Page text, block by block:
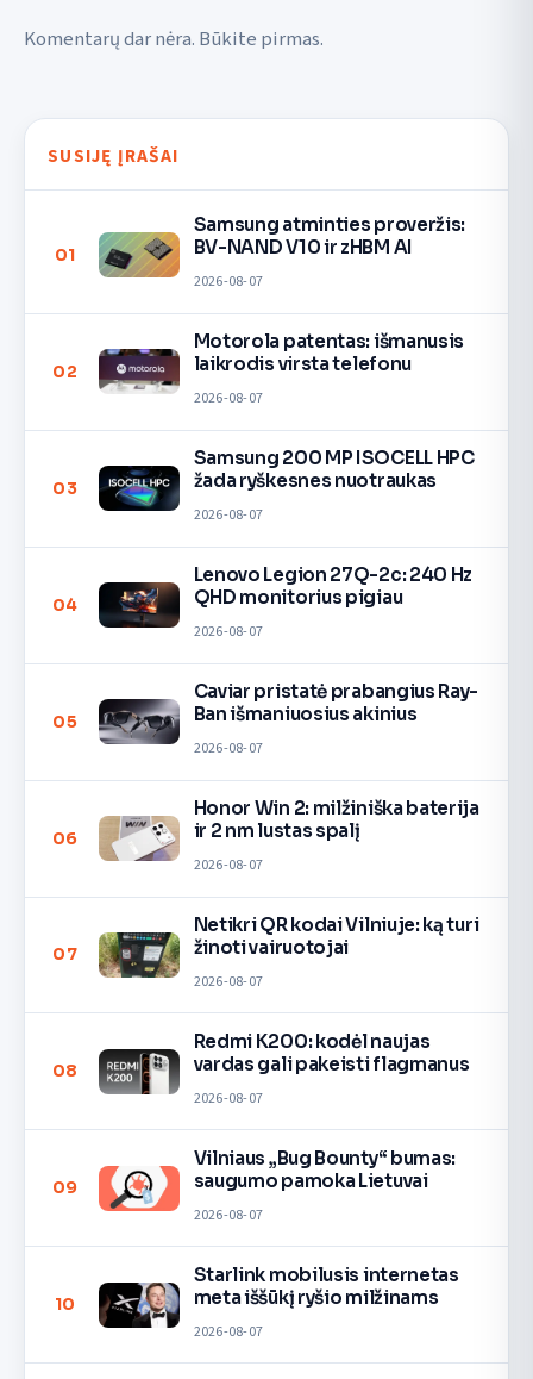
Komentarų dar nėra. Būkite pirmas.
SUSIJĘ ĮRAŠAI
01
Samsung atminties proveržis:
BV-NAND V10 ir zHBM AI
2026-08-07
02
Motorola patentas: išmanusis
laikrodis virsta telefonu
2026-08-07
03
Samsung 200 MP ISOCELL HPC
žada ryškesnes nuotraukas
2026-08-07
04
Lenovo Legion 27Q-2c: 240 Hz
QHD monitorius pigiau
2026-08-07
05
Caviar pristatė prabangius Ray-
Ban išmaniuosius akinius
2026-08-07
06
Honor Win 2: milžiniška baterija
ir 2 nm lustas spalį
2026-08-07
07
Netikri QR kodai Vilniuje: ką turi
žinoti vairuotojai
2026-08-07
08
Redmi K200: kodėl naujas
vardas gali pakeisti flagmanus
2026-08-07
09
Vilniaus „Bug Bounty“ bumas:
saugumo pamoka Lietuvai
2026-08-07
10
Starlink mobilusis internetas
meta iššūkį ryšio milžinams
2026-08-07